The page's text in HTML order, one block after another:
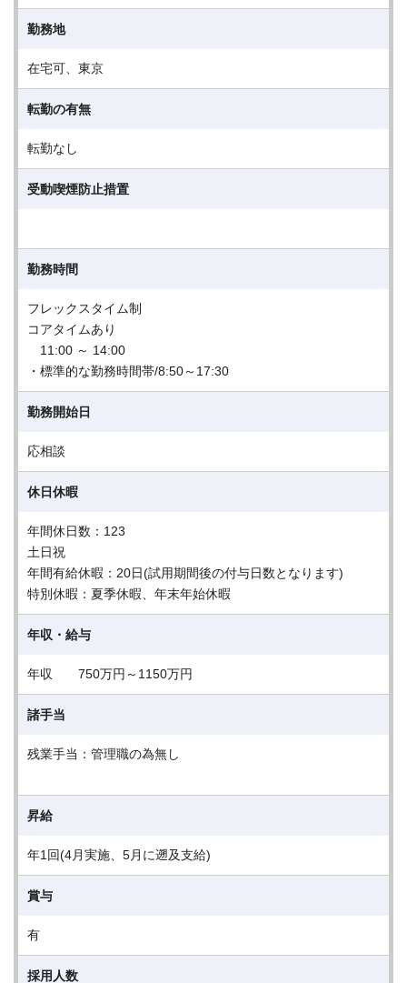
勤務地
在宅可、東京
転勤の有無
転勤なし
受動喫煙防止措置
勤務時間
フレックスタイム制
コアタイムあり
11:00 ～ 14:00
・標準的な勤務時間帯/8:50～17:30
勤務開始日
応相談
休日休暇
年間休日数：123
土日祝
年間有給休暇：20日(試用期間後の付与日数となります)
特別休暇：夏季休暇、年末年始休暇
年収・給与
年収 750万円～1150万円
諸手当
残業手当：管理職の為無し
昇給
年1回(4月実施、5月に遡及支給)
賞与
有
採用人数